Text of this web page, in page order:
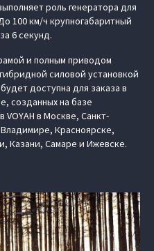
роль генератора для
100 км/ч крупногабаритный
6 секунд.
и полным приводом
силовой установкой
доступна для заказа в
созданных на базе
в Москве, Санкт-
Красноярске,
Казани, Самаре и Ижевске.